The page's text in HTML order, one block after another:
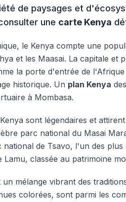
de paysages et
une carte Kenya
le Kenya compte une
et les Maasai. La capitale
la porte d'entrée de
historique. Un plan Kenya
à Mombasa.
sont légendaires et
parc national du Masai
de Tsavo, l'un des
Lamu, classée au patrimoine
mélange vibrant des
colorées, sont parmi les